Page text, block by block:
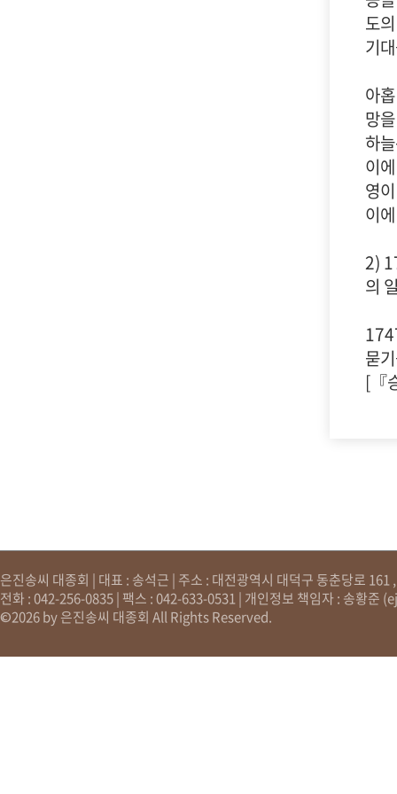
도
기
아
망
하
이
영
이
2)
의
묻
[『
은진송씨 대종회 | 대표 : 송석근 | 주소 : 대전광역시 대덕구 동춘당로
전화 : 042-256-0835 | 팩스 : 042-633-0531 | 개인정보 책임자 : 송황준 (
©2026 by 은진송씨 대종회 All Rights Reserved.